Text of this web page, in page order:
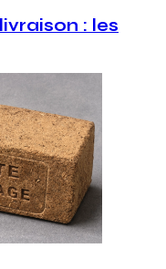
: les